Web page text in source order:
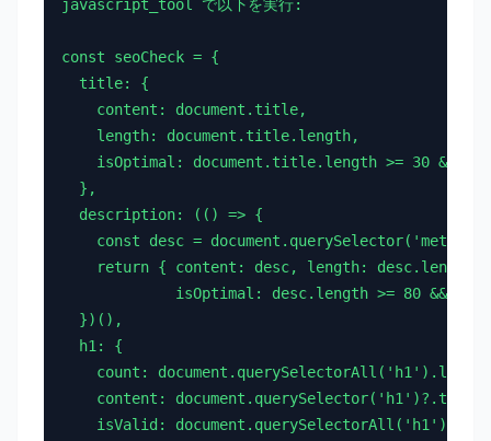
javascript_tool で以下を実行:
const seoCheck = {
  title: {
    content: document.title,
    length: document.title.length,
isOptimal: document.title.length >= 30 &&
  },
  description: (() => {
const desc =
    return { content: desc, length: desc.length,
isOptimal: desc.length >= 80 &&
  })(),
  h1: {
count:
content:
isValid: